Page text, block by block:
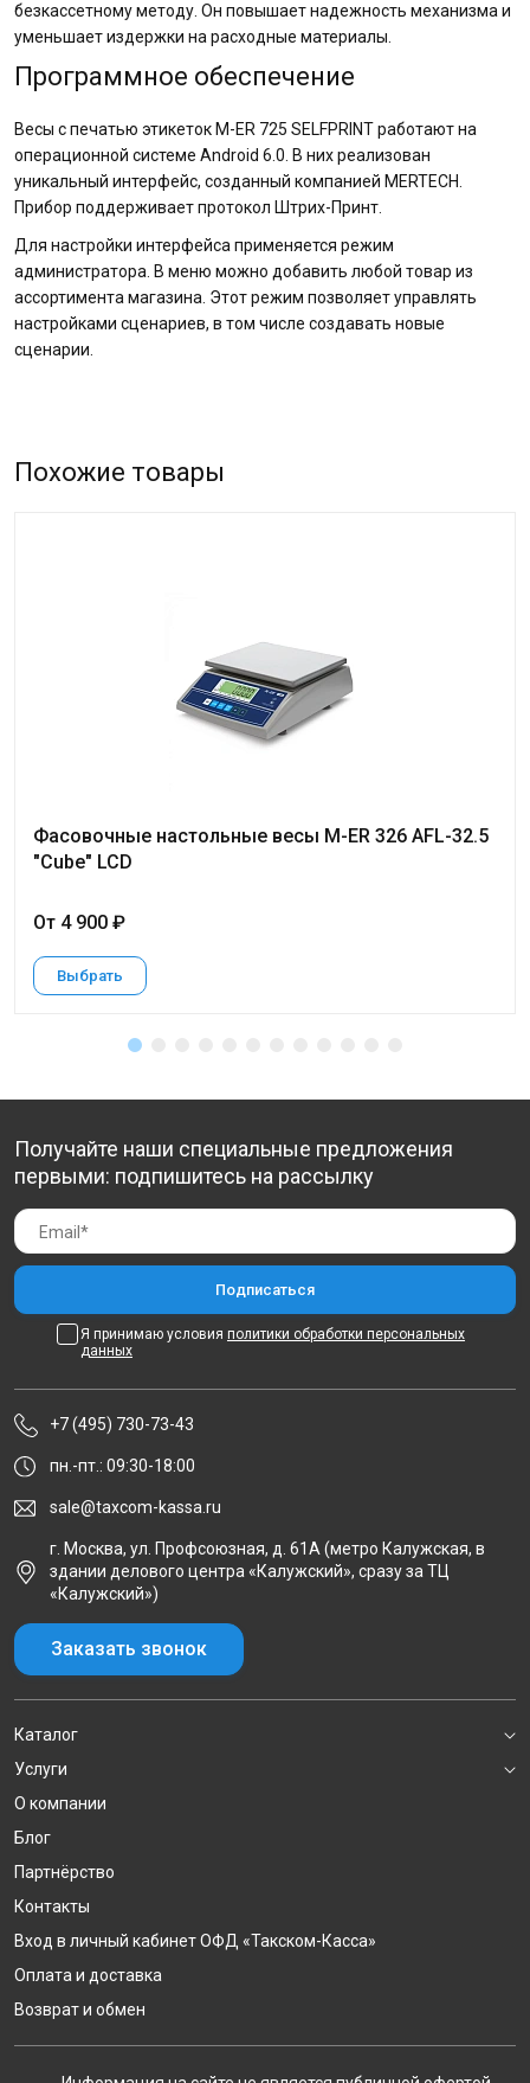
безкассетному методу. Он повышает надежность механизма и
уменьшает издержки на расходные материалы.
Программное обеспечение
Весы с печатью этикеток M-ER 725 SELFPRINT работают на
операционной системе Android 6.0. В них реализован
уникальный интерфейс, созданный компанией MERTECH.
Прибор поддерживает протокол Штрих-Принт.
Для настройки интерфейса применяется режим
администратора. В меню можно добавить любой товар из
ассортимента магазина. Этот режим позволяет управлять
настройками сценариев, в том числе создавать новые
сценарии.
Похожие товары
Фасовочные настольные весы M-ER 326 AFL-32.5
"Cube" LCD
От 4 900 ₽
Выбрать
Получайте наши специальные предложения
первыми: подпишитесь на рассылку
Я принимаю условия политики обработки персональных
данных
+7 (495) 730-73-43
пн.-пт.: 09:30-18:00
sale@taxcom-kassa.ru
г. Москва, ул. Профсоюзная, д. 61А (метро Калужская, в
здании делового центра «Калужский», сразу за ТЦ
«Калужский»)
Заказать звонок
Каталог
Услуги
О компании
Блог
Партнёрство
Контакты
Вход в личный кабинет ОФД «Такском-Касса»
Оплата и доставка
Возврат и обмен